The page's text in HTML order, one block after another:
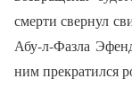
смерти свернул
Абу-л-Фазла
ним прекратился